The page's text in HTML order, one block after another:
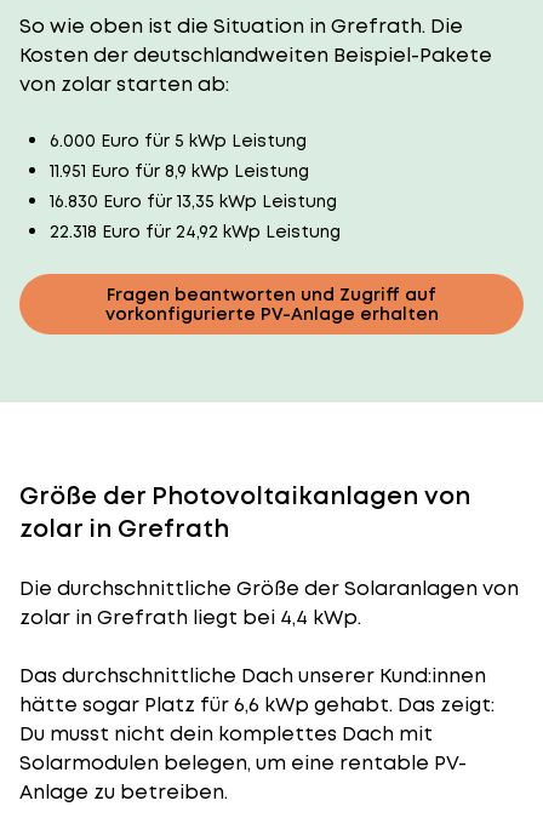
So wie oben ist die Situation in Grefrath. Die
Kosten der deutschlandweiten Beispiel-Pakete
von zolar starten ab:
6.000 Euro für 5 kWp Leistung
11.951 Euro für 8,9 kWp Leistung
16.830 Euro für 13,35 kWp Leistung
22.318 Euro für 24,92 kWp Leistung
Fragen beantworten und Zugriff auf
vorkonfigurierte PV-Anlage erhalten
Größe der Photovoltaikanlagen von
zolar in Grefrath
Die durchschnittliche Größe der Solaranlagenvon
zolar in Grefrath liegt bei 4,4 kWp.
Das durchschnittliche Dach unserer Kund:innen
hätte sogar Platz für 6,6 kWp gehabt. Das zeigt:
Du musst nicht dein komplettes Dach mit
Solarmodulen belegen, um eine rentable PV-
Anlage zu betreiben.